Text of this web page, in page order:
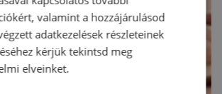
valamint a hozzájárulásod
adatkezelések részleteinek
kérjük tekintsd meg
elveinket.